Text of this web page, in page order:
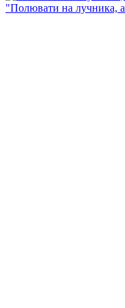
"Полювати на лучника, а